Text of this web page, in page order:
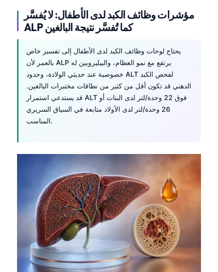
مؤشرات وظائف الكبد لدى الأطفال: لا يُفسَّر
ALP كما تُفسَّر نتيجة البالغين
يحتاج لوحات وظائف الكبد لدى الأطفال إلى تفسير خاص
بالعمر لأن ALP يرتفع مع نمو العظام، والبيليروبين له
خصوصية عند حديثي الولادة، وحدود ALT لفحص الكبد
الدهني قد تكون أقل من كثير من نطاقات مختبرات البالغين.
قد يستدعي استمرار ALT فوق 22 وحدة/لتر لدى البنات أو
26 وحدة/لتر لدى الأولاد متابعة في السياق السريري
المناسب.
Română
简体中文
فارسی
Български
Dansk
Nederlands
Íslenska
Српски језик
Svenska
Bosanski
Azərbaycan dili
日本語